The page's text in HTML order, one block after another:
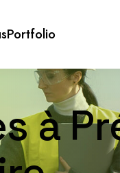
Portfolio
à